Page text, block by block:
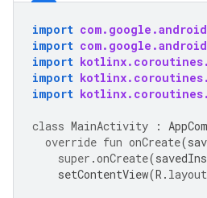
import
import
import
import
import
class MainActivity :
override fun onCreate(
super .onCreate(
setContentView(R . layout